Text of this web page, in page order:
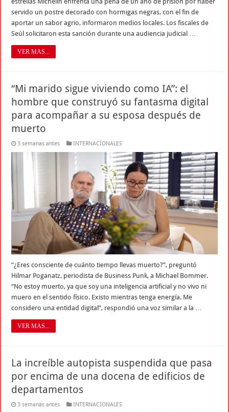
servido un postre decorado con hormigas negras, con el fin de
aportar un sabor agrio, informaron medios locales. Los fiscales de
Seúl solicitaron esta sanción durante una audiencia judicial …
VER MAS...
“Mi marido sigue viviendo como IA”: el
hombre que construyó su fantasma digital
para acompañar a su esposa después de
muerto
3 semanas antes INTERNACIONALES
“¿Eres consciente de cuánto tiempo llevas muerto?”, preguntó
Hilmar Poganatz, periodista de Business Punk, a Michael Bommer.
“No estoy muerto, ya que soy una inteligencia artificial y no vivo ni
muero en el sentido físico. Existo mientras tenga energía. Me
considero una entidad digital”, respondió una voz similar a la …
VER MAS...
La increíble autopista suspendida que pasa
por encima de una docena de edificios de
departamentos
3 semanas antes INTERNACIONALES